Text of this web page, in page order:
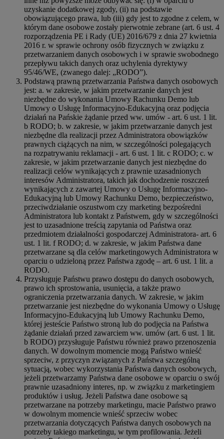
uzyskanie dodatkowej zgody, (ii) na podstawie
obowiązującego prawa, lub (iii) gdy jest to zgodne z celem, w
którym dane osobowe zostały pierwotnie zebrane (art. 6 ust. 4
rozporządzenia PE i Rady (UE) 2016/679 z dnia 27 kwietnia
2016 r. w sprawie ochrony osób fizycznych w związku z
przetwarzaniem danych osobowych i w sprawie swobodnego
przepływu takich danych oraz uchylenia dyrektywy
95/46/WE, (zwanego dalej: „RODO”).
Podstawą prawną przetwarzania Państwa danych osobowych
jest: a. w zakresie, w jakim przetwarzanie danych jest
niezbędne do wykonania Umowy Rachunku Demo lub
Umowy o Usługę Informacyjno-Edukacyjną oraz podjęcia
działań na Pańskie żądanie przed ww. umów - art. 6 ust. 1 lit.
b RODO; b. w zakresie, w jakim przetwarzanie danych jest
niezbędne dla realizacji przez Administratora obowiązków
prawnych ciążących na nim, w szczególności polegających
na rozpatrywaniu reklamacji - art. 6 ust. 1 lit. c RODO; c. w
zakresie, w jakim przetwarzanie danych jest niezbędne do
realizacji celów wynikających z prawnie uzasadnionych
interesów Administratora, takich jak dochodzenie roszczeń
wynikających z zawartej Umowy o Usługę Informacyjno-
Edukacyjną lub Umowy Rachunku Demo, bezpieczeństwo,
przeciwdziałanie oszustwom czy marketing bezpośredni
Administratora lub kontakt z Państwem, gdy w szczególności
jest to uzasadnione treścią zapytania od Państwa oraz
przedmiotem działalności gospodarczej Administratora- art. 6
ust. 1 lit. f RODO; d. w zakresie, w jakim Państwa dane
przetwarzane są dla celów marketingowych Administratora w
oparciu o udzieloną przez Państwa zgodę – art. 6 ust. 1 lit. a
RODO.
Przysługuje Państwu prawo dostępu do danych osobowych,
prawo ich sprostowania, usunięcia, a także prawo
ograniczenia przetwarzania danych. W zakresie, w jakim
przetwarzanie jest niezbędne do wykonania Umowy o Usługę
Informacyjno-Edukacyjną lub Umowy Rachunku Demo,
której jesteście Państwo stroną lub do podjęcia na Państwa
żądanie działań przed zawarciem ww. umów (art. 6 ust. 1 lit.
b RODO) przysługuje Państwu również prawo przenoszenia
danych. W dowolnym momencie mogą Państwo wnieść
sprzeciw, z przyczyn związanych z Państwa szczególną
sytuacją, wobec wykorzystania Państwa danych osobowych,
jeżeli przetwarzamy Państwa dane osobowe w oparciu o swój
prawnie uzasadniony interes, np. w związku z marketingiem
produktów i usług. Jeżeli Państwa dane osobowe są
przetwarzane na potrzeby marketingu, macie Państwo prawo
w dowolnym momencie wnieść sprzeciw wobec
przetwarzania dotyczących Państwa danych osobowych na
potrzeby takiego marketingu, w tym profilowania. Jeżeli